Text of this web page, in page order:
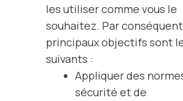
les utiliser comme vous le
souhaitez. Par
principaux objectifs sont
suivants :
Appliquer des
sécurité et de